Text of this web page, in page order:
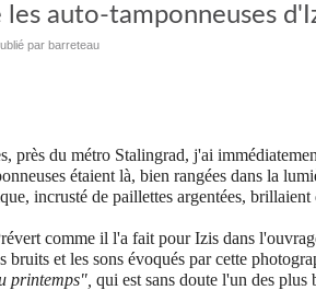
auto-tamponneuses
par barreteau
près du métro Stalingrad, j'ai
étaient là, bien rangées dans la
incrusté de paillettes argentées,
comme il l'a fait pour Izis dans
bruits et les sons évoqués par cette
printemps", qui est sans doute l'un des plus